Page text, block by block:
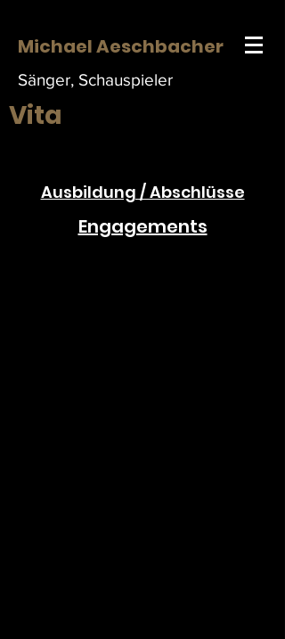
Michael Aeschbacher
Sänger, Schauspieler
Vita
Ausbildung / Abschlüsse
Engagements